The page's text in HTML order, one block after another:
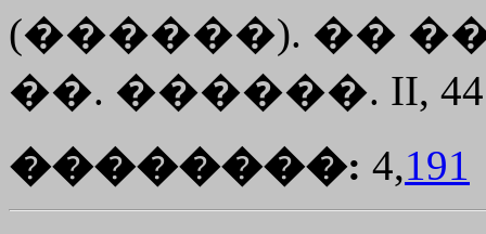
(������). ��
��. ������. II,
��������: 4,191